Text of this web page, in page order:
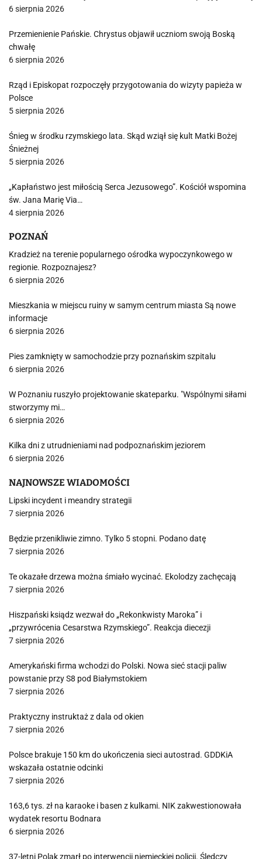
6 sierpnia 2026
Przemienienie Pańskie. Chrystus objawił uczniom swoją Boską
chwałę
6 sierpnia 2026
Rząd i Episkopat rozpoczęły przygotowania do wizyty papieża w
Polsce
5 sierpnia 2026
Śnieg w środku rzymskiego lata. Skąd wziął się kult Matki Bożej
Śnieżnej
5 sierpnia 2026
„Kapłaństwo jest miłością Serca Jezusowego”. Kościół wspomina
św. Jana Marię Via…
4 sierpnia 2026
POZNAŃ
Kradzież na terenie popularnego ośrodka wypoczynkowego w
regionie. Rozpoznajesz?
6 sierpnia 2026
Mieszkania w miejscu ruiny w samym centrum miasta Są nowe
informacje
6 sierpnia 2026
Pies zamknięty w samochodzie przy poznańskim szpitalu
6 sierpnia 2026
W Poznaniu ruszyło projektowanie skateparku. "Wspólnymi siłami
stworzymy mi…
6 sierpnia 2026
Kilka dni z utrudnieniami nad podpoznańskim jeziorem
6 sierpnia 2026
NAJNOWSZE WIADOMOŚCI
Lipski incydent i meandry strategii
7 sierpnia 2026
Będzie przenikliwie zimno. Tylko 5 stopni. Podano datę
7 sierpnia 2026
Te okazałe drzewa można śmiało wycinać. Ekolodzy zachęcają
7 sierpnia 2026
Hiszpański ksiądz wezwał do „Rekonkwisty Maroka” i
„przywrócenia Cesarstwa Rzymskiego”. Reakcja diecezji
7 sierpnia 2026
Amerykański firma wchodzi do Polski. Nowa sieć stacji paliw
powstanie przy S8 pod Białymstokiem
7 sierpnia 2026
Praktyczny instruktaż z dala od okien
7 sierpnia 2026
Polsce brakuje 150 km do ukończenia sieci autostrad. GDDKiA
wskazała ostatnie odcinki
7 sierpnia 2026
163,6 tys. zł na karaoke i basen z kulkami. NIK zakwestionowała
wydatek resortu Bodnara
6 sierpnia 2026
37-letni Polak zmarł po interwencji niemieckiej policji. Śledczy